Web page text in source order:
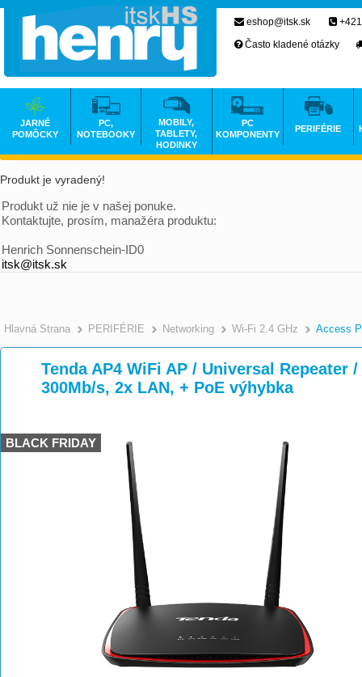
Produkt je vyradený!
Produkt už nie je v našej ponuke.
Kontaktujte, prosím, manažéra produktu:
Henrich Sonnenschein-ID0
itsk@itsk.sk
Hlavná Strana >
PERIFÉRIE >
Networking >
Wi-Fi 2.4 GHz Access
Tenda AP4 WiFi AP / Universal Repeater
300Mb/s, 2x LAN, + PoE výhybka
BLACK FRIDAY
eshop@itsk.sk
Často kladené otázky
JARNÉ
POMÔCKY
PC,
NOTEBOOKY
MOBILY,
TABLETY,
HODINKY
PC
KOMPONENTY
PERIFÉRIE